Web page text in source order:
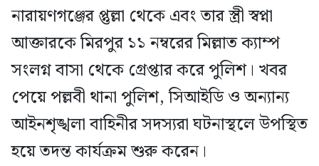
নারায়ণগঞ্জের প্তুল্লা থেকে এবং তার স্ত্রী স্বপ্না
আক্তারকে মিরপুর ১১ নম্বরের মিল্লাত ক্যাম্প
সংলগ্ন বাসা থেকে গ্রেপ্তার করে পুলিশ। খবর
পেয়ে পল্লবী থানা পুলিশ, সিআইডি ও অন্যান্য
আইনশৃঙ্খলা বাহিনীর সদস্যরা ঘটনাস্থলে উপস্থিত
হয়ে তদন্ত কার্যক্রম শুরু করেন।